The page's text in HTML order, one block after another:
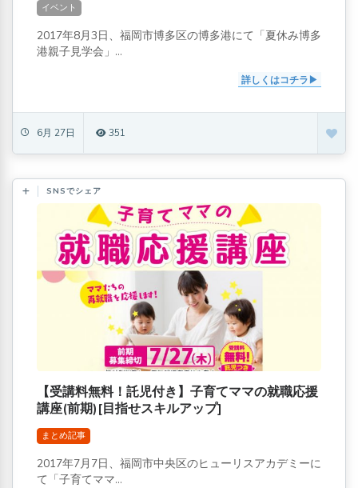
イベント
2017年8月3日、福岡市博多区の博多港にて「夏休み博多
港親子見学会」...
詳しくはコチラ
6月 27日 351
SNSでシェア
【受講料無料！託児付き】子育てママの就職応援
講座(前期)[目指せスキルアップ]
まとめ記事
2017年7月7日、福岡市中央区のヒューリスアカデミーに
て「子育てママ...